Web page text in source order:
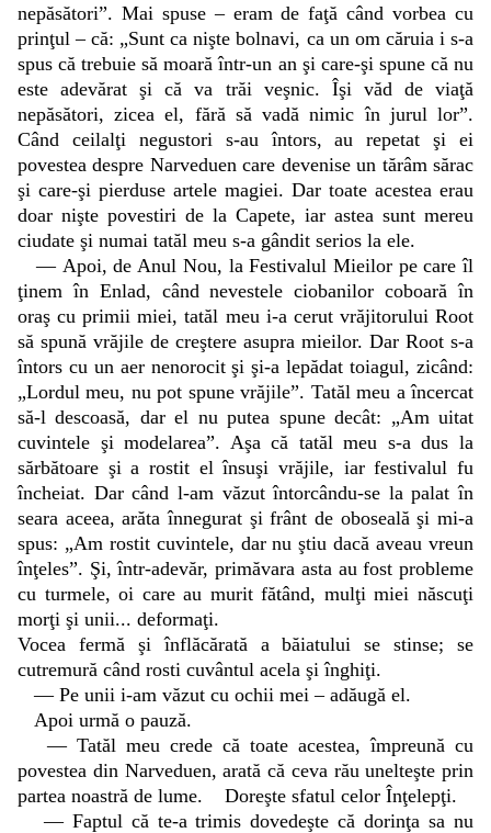
nepăsători”. Mai spuse – eram de faţă când vorbea cu
prinţul – că: „Sunt ca nişte bolnavi, ca un om căruia i s-a
spus că trebuie să moară într-un an şi care-şi spune că nu
este adevărat şi că va trăi veşnic. Îşi văd de viaţă
nepăsători, zicea el, fără să vadă nimic în jurul lor”.
Când ceilalţi negustori s-au întors, au repetat şi ei
povestea despre Narveduen care devenise un tărâm sărac
şi care-şi pierduse artele magiei. Dar toate acestea erau
doar nişte povestiri de la Capete, iar astea sunt mereu
ciudate şi numai tatăl meu s-a gândit serios la ele.
— Apoi, de Anul Nou, la Festivalul Mieilor pe care îl
ţinem în Enlad, când nevestele ciobanilor coboară în
oraş cu primii miei, tatăl meu i-a cerut vrăjitorului Root
să spună vrăjile de creştere asupra mieilor. Dar Root s-a
întors cu un aer nenorocit şi şi-a lepădat toiagul, zicând:
„Lordul meu, nu pot spune vrăjile”. Tatăl meu a încercat
să-l descoasă, dar el nu putea spune decât: „Am uitat
cuvintele şi modelarea”. Aşa că tatăl meu s-a dus la
sărbătoare şi a rostit el însuşi vrăjile, iar festivalul fu
încheiat. Dar când l-am văzut întorcându-se la palat în
seara aceea, arăta înnegurat şi frânt de oboseală şi mi-a
spus: „Am rostit cuvintele, dar nu ştiu dacă aveau vreun
înţeles”. Şi, într-adevăr, primăvara asta au fost probleme
cu turmele, oi care au murit fătând, mulţi miei născuţi
morţi şi unii... deformaţi.
Vocea fermă şi înflăcărată a băiatului se stinse; se
cutremură când rosti cuvântul acela şi înghiţi.
— Pe unii i-am văzut cu ochii mei – adăugă el.
Apoi urmă o pauză.
— Tatăl meu crede că toate acestea, împreună cu
povestea din Narveduen, arată că ceva rău unelteşte prin
partea noastră de lume. Doreşte sfatul celor Înţelepţi.
— Faptul că te-a trimis dovedeşte că dorinţa sa nu